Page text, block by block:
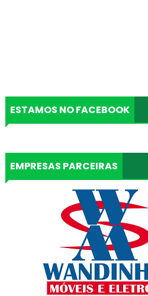
ESTAMOS NO FACEBOOK
EMPRESAS PARCEIRAS